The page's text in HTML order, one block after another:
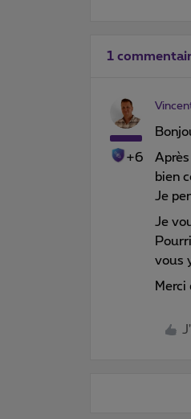
1
+6
bien
Je
Je
vous
Merci